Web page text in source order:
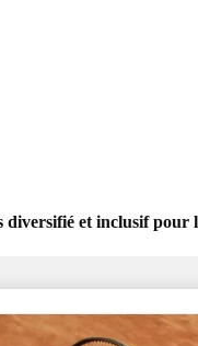
diversifié et inclusif pour